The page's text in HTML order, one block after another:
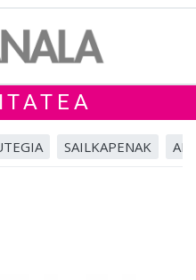
SAILKAPENAK